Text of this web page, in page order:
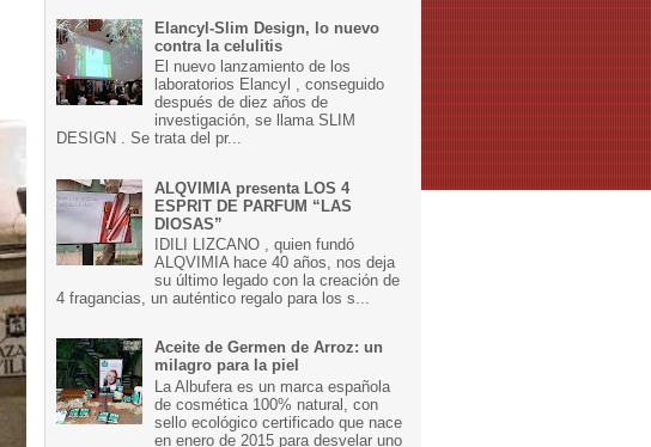
Elancyl-Slim Design, lo nuevo
contra la celulitis
El nuevo lanzamiento de los
laboratorios Elancyl , conseguido
después de diez años de
investigación, se llama SLIM
DESIGN . Se trata del pr...
ALQVIMIA presenta LOS 4
ESPRIT DE PARFUM “LAS
DIOSAS”
IDILI LIZCANO , quien fundó
ALQVIMIA hace 40 años, nos deja
su último legado con la creación de
4 fragancias, un auténtico regalo para los s...
Aceite de Germen de Arroz: un
milagro para la piel
La Albufera es un marca española
de cosmética 100% natural, con
sello ecológico certificado que nace
en enero de 2015 para desvelar uno